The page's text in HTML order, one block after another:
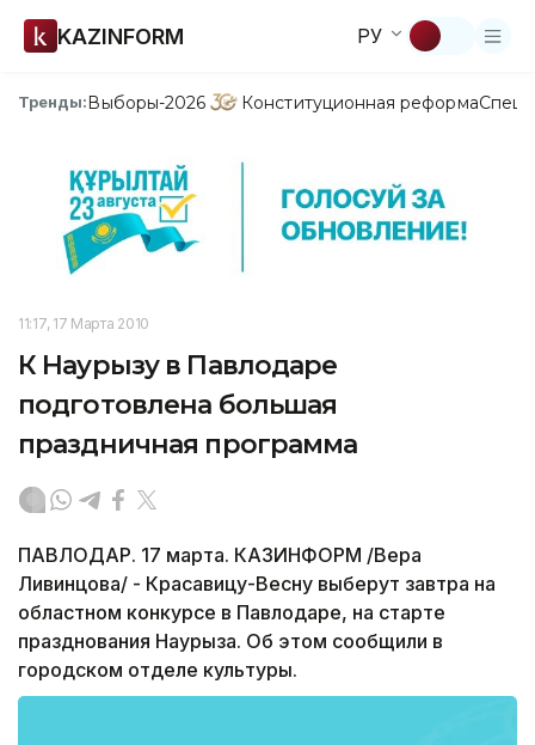
KAZINFORM РУ
Тренды:Выборы-2026 Конституционная реформа
11:17, 17 Марта 2010
К Наурызу в Павлодаре
подготовлена большая
праздничная программа
ПАВЛОДАР. 17 марта. КАЗИНФОРМ /Вера
Ливинцова/ - Красавицу-Весну выберут завтра на
областном конкурсе в Павлодаре, на старте
празднования Наурыза. Об этом сообщили в
городском отделе культуры.